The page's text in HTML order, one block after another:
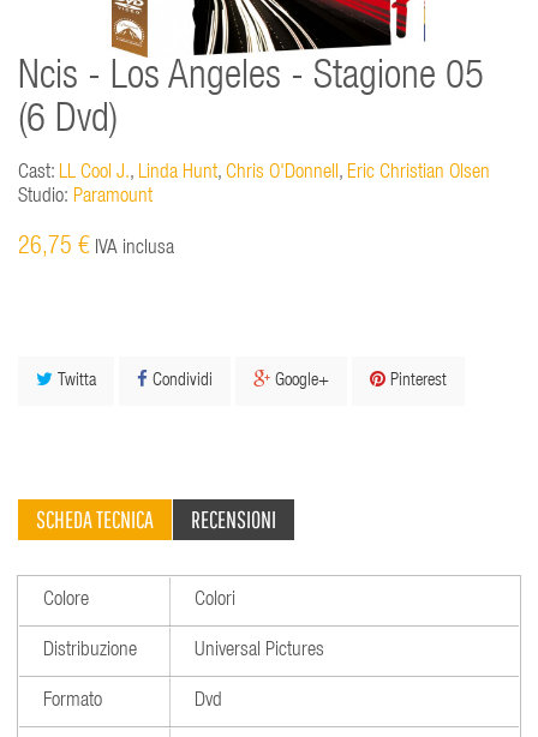
Ncis - Los Angeles - Stagione 05
(6 Dvd)
Cast: LL Cool J., Linda Hunt, Chris O'Donnell, Eric Christian Olsen
Studio: Paramount
26,75 € IVA inclusa
Twitta Condividi Google+ Pinterest
SCHEDA TECNICA RECENSIONI
Colore Colori
Distribuzione Universal Pictures
Formato Dvd